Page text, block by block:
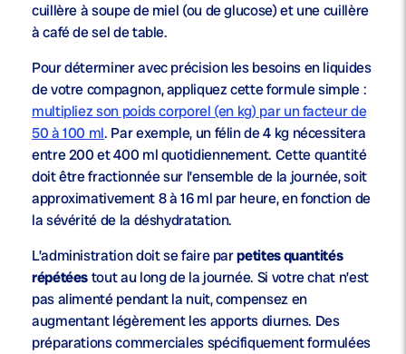
cuillère à soupe de miel (ou de glucose) et une cuillère
à café de sel de table.
Pour déterminer avec précision les besoins en liquides
de votre compagnon, appliquez cette formule simple :
multipliez son poids corporel (en kg) par un facteur de
50 à 100 ml. Par exemple, un félin de 4 kg nécessitera
entre 200 et 400 ml quotidiennement. Cette quantité
doit être fractionnée sur l’ensemble de la journée, soit
approximativement 8 à 16 ml par heure, en fonction de
la sévérité de la déshydratation.
L’administration doit se faire parpetites quantités
répétéestout au long de la journée. Si votre chat n’est
pas alimenté pendant la nuit, compensez en
augmentant légèrement les apports diurnes. Des
préparations commerciales spécifiquement formulées